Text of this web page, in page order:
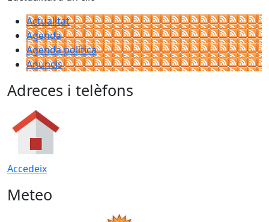
Actualitat
Agenda
Agenda política
Anuncis
Adreces i telèfons
Accedeix
Meteo